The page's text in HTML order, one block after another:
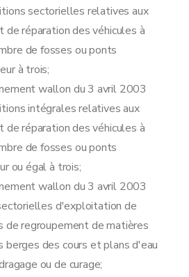
sectorielles relatives aux
réparation des véhicules à
de fosses ou ponts
à trois;
wallon du 3 avril 2003
intégrales relatives aux
réparation des véhicules à
de fosses ou ponts
ou égal à trois;
wallon du 3 avril 2003
d'exploitation de
de regroupement de matières
des cours et plans d'eau
ou de curage;